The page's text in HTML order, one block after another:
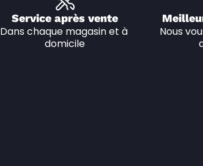
Service après vente
Dans chaque magasin et à
domicile
Nous